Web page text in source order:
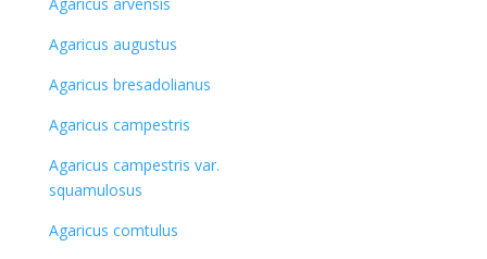
Agaricus augustus
Agaricus bresadolianus
Agaricus campestris
Agaricus campestris var.
squamulosus
Agaricus comtulus